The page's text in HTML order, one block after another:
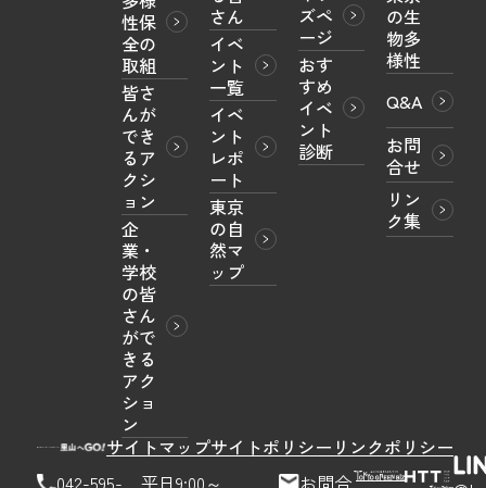
性保
全の
取組
皆さ
んが
でき
るア
クシ
ョン
企
業・
学校
の皆
さん
がで
きる
アク
ショ
ン
さん
イベ
ント
一覧
イベ
ント
レポ
ート
東京
の自
然マ
ップ
ズペ
ージ
おす
すめ
イベ
ント
診断
の生
物多
様性
Q&A
お問
合せ
リン
ク集
サイトマップサイトポリシー リンクポリシー